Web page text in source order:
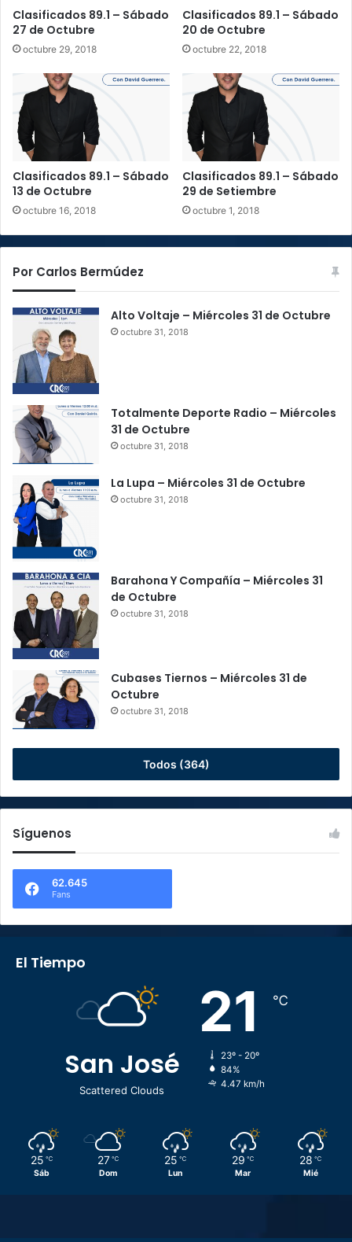
á
a
d
6
d
O
c
t
b
e
Clasificados 89.1 – Sábado
27 de Octubre
octubre 29, 2018
Clasificados 89.1 – Sábado
20 de Octubre
octubre 22, 2018
Clasificados 89.1 – Sábado
13 de Octubre
octubre 16, 2018
Clasificados 89.1 – Sábado
29 de Setiembre
octubre 1, 2018
Por Carlos Bermúdez
Alto Voltaje – Miércoles 31 de Octubre
octubre 31, 2018
Totalmente Deporte Radio – Miércoles
31 de Octubre
octubre 31, 2018
La Lupa – Miércoles 31 de Octubre
octubre 31, 2018
Barahona Y Compañía – Miércoles 31
de Octubre
octubre 31, 2018
Cubases Tiernos – Miércoles 31 de
Octubre
octubre 31, 2018
Todos (364)
Síguenos
62.645
Fans
El Tiempo
San José
Scattered Clouds
21 ℃
23º - 20º
84%
4.47 km/h
25 ℃
Sáb
27 ℃
Dom
25 ℃
Lun
29 ℃
Mar
28 ℃
Mié